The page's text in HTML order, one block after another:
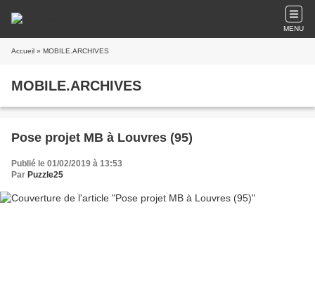
MENU
Accueil » MOBILE.ARCHIVES
MOBILE.ARCHIVES
Pose projet MB à Louvres (95)
Publié le 01/02/2019 à 13:53
Par Puzzle25